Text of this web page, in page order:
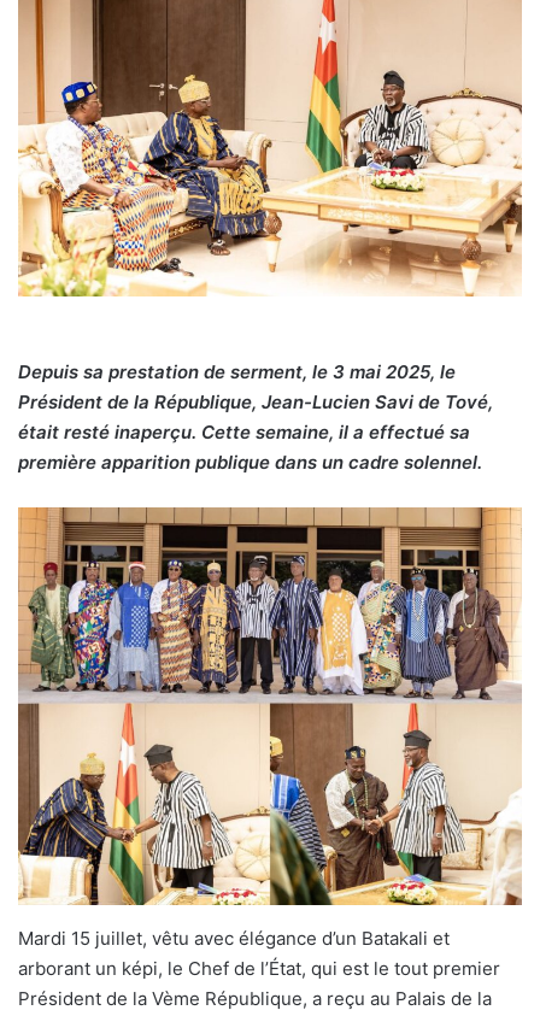
Depuis sa prestation de serment, le 3 mai 2025, le
Président de la République, Jean-Lucien Savi de Tové,
était resté inaperçu. Cette semaine, il a effectué sa
première apparition publique dans un cadre solennel.
Mardi 15 juillet, vêtu avec élégance d’un Batakali et
arborant un képi, le Chef de l’État, qui est le tout premier
Président de la Vème République, a reçu au Palais de la